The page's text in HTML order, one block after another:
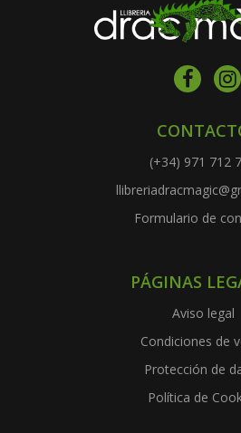
(+34) 971 712
Formulario de
PÁGINAS
Aviso legal
Condiciones de
Protección de
Política de